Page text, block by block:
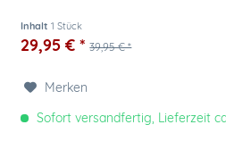
Inhalt1 Stück
29,95 € * 39,95 € *
Merken
Sofort versandfertig, Lieferzeit